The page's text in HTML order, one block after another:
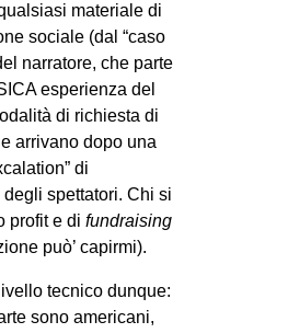
in
bsky
ms
materiale di
sociale (dal “caso
narratore, che parte
esperienza del
di richiesta di
arrivano dopo una
di
spettatori. Chi si
profit e di fundraising
può’ capirmi).
tecnico dunque:
sono americani,